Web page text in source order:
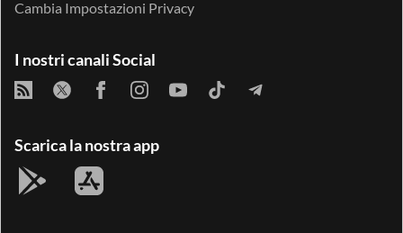
Cambia Impostazioni Privacy
I nostri canali Social
Scarica la nostra app